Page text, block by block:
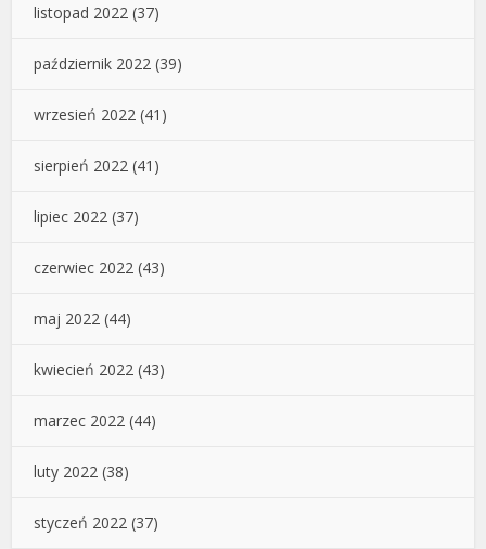
listopad 2022 (37)
październik 2022 (39)
wrzesień 2022 (41)
sierpień 2022 (41)
lipiec 2022 (37)
czerwiec 2022 (43)
maj 2022 (44)
kwiecień 2022 (43)
marzec 2022 (44)
luty 2022 (38)
styczeń 2022 (37)